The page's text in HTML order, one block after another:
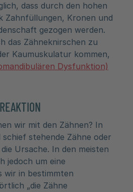
dass durch den hohen
Zahnfüllungen, Kronen und
gezogen werden.
das Zähneknirschen zu
Kaumuskulatur kommen,
Dysfunktion)
wir mit den Zähnen? In
schief stehende Zähne oder
Ursache. In den meisten
jedoch um eine
wir in bestimmten
„die Zähne